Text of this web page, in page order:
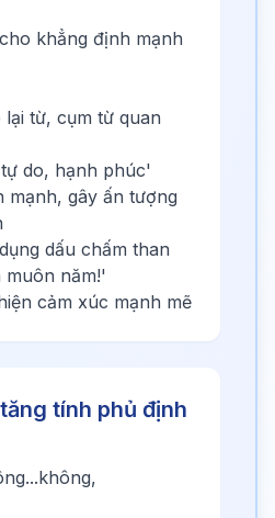
khẳng định mạnh
lại từ, cụm từ quan
do, hạnh phúc'
mạnh, gây ấn tượng
dấu chấm than
muôn năm!'
cảm xúc mạnh mẽ
tính phủ định